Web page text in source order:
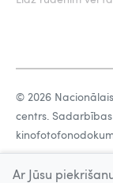
© 2026
centrs.
Ar Jūsu